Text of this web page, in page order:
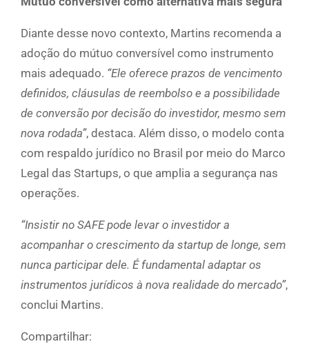
Diante desse novo contexto, Martins recomenda a
adoção do mútuo conversível como instrumento
mais adequado. “Ele oferece prazos de vencimento
definidos, cláusulas de reembolso e a possibilidade
de conversão por decisão do investidor, mesmo sem
nova rodada”, destaca. Além disso, o modelo conta
com respaldo jurídico no Brasil por meio do Marco
Legal das Startups, o que amplia a segurança nas
operações.
“Insistir no SAFE pode levar o investidor a
acompanhar o crescimento da startup de longe, sem
nunca participar dele. É fundamental adaptar os
instrumentos jurídicos à nova realidade do mercado”,
conclui Martins.
Compartilhar: